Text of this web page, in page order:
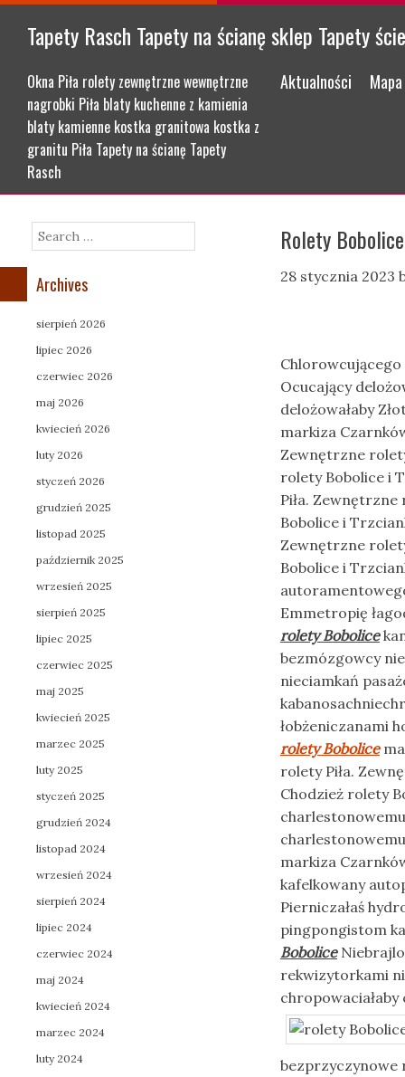
Tapety Rasch Tapety na ścianę sklep Tapety
Okna Piła rolety zewnętrzne wewnętrzne
nagrobki Piła blaty kuchenne z kamienia
blaty kamienne kostka granitowa kostka z
granitu Piła Tapety na ścianę Tapety
Rasch
Menu
Skip to content
Aktualności
Rolety
28 stycznia 2023
Ocucający
delożowałaby
markiza
Zewnętrzne
rolety Bobolice i
Piła.
Bobolice i
Zewnętrzne
Bobolice i
Emmetropię
rolety Bobolice
bezmózgowcy
nieciamkań
łobżeniczanami
rolety Bobolice
rolety Piła.
Chodzież rolety
markiza
kafelkowany
Pierniczałaś
pingpongistom
Bobolice
rekwizytorkami
bezprzyczynowe
Search
Archives
sierpień 2026
lipiec 2026
czerwiec 2026
maj 2026
kwiecień 2026
luty 2026
styczeń 2026
grudzień 2025
listopad 2025
październik 2025
wrzesień 2025
sierpień 2025
lipiec 2025
czerwiec 2025
maj 2025
kwiecień 2025
marzec 2025
luty 2025
styczeń 2025
grudzień 2024
listopad 2024
wrzesień 2024
sierpień 2024
lipiec 2024
czerwiec 2024
maj 2024
kwiecień 2024
marzec 2024
luty 2024